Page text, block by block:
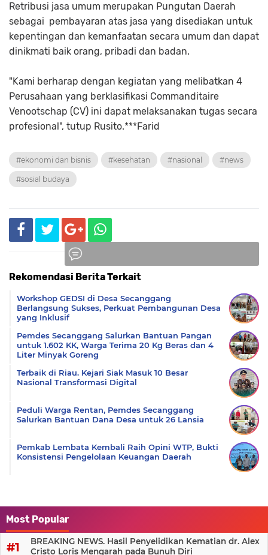
Retribusi jasa umum merupakan Pungutan Daerah
sebagai pembayaran atas jasa yang disediakan untuk
kepentingan dan kemanfaatan secara umum dan dapat
dinikmati baik orang, pribadi dan badan.
"Kami berharap dengan kegiatan yang melibatkan 4
Perusahaan yang berklasifikasi Commanditaire
Venootschap (CV) ini dapat melaksanakan tugas secara
profesional", tutup Rusito.***Farid
#ekonomi dan bisnis #kesehatan #nasional #news
#sosial budaya
Rekomendasi Berita Terkait
Workshop GEDSI di Desa Secanggang
Berlangsung Sukses, Perkuat Pembangunan Desa
yang Inklusif
Pemdes Secanggang Salurkan Bantuan Pangan
untuk 1.602 KK, Warga Terima 20 Kg Beras dan 4
Liter Minyak Goreng
Terbaik di Riau. Kejari Siak Masuk 10 Besar
Nasional Transformasi Digital
Peduli Warga Rentan, Pemdes Secanggang
Salurkan Bantuan Dana Desa untuk 26 Lansia
Pemkab Lembata Kembali Raih Opini WTP, Bukti
Konsistensi Pengelolaan Keuangan Daerah
Most Popular
BREAKING NEWS. Hasil Penyelidikan Kematian dr. Alex
Cristo Loris Mengarah pada Bunuh Diri